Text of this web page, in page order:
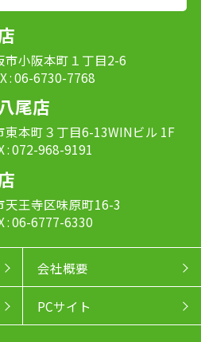
市小阪本町１丁目2-6
: 06-6730-7768
尾店
本町３丁目6-13WINビル 1F
: 072-968-9191
天王寺区味原町16-3
: 06-6777-6330
会社概要
PCサイト